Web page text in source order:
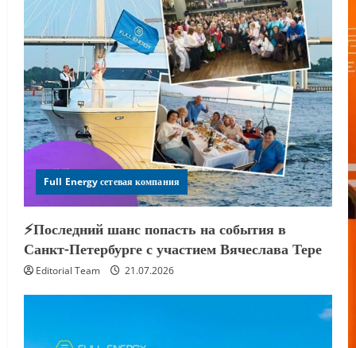
Full Energy сетевая компания
⚡️Последний шанс попасть на события в
Санкт-Петербурге с участием Вячеслава Тере
Editorial Team 21.07.2026